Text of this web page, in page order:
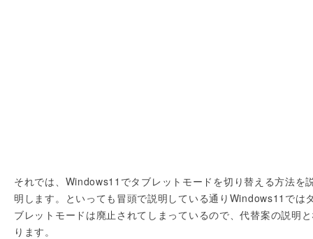
それでは、Windows11でタブレットモードを切り替える方法を
明します。といっても冒頭で説明している通りWindows11では
ブレットモードは廃止されてしまっているので、代替案の説明
ります。